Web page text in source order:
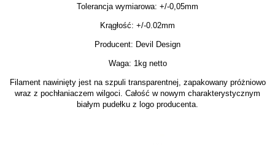
Tolerancja wymiarowa: +/-0,05mm
Krągłość: +/-0.02mm
Producent: Devil Design
Waga: 1kg netto
Filament nawinięty jest na szpuli transparentnej, zapakowany próżniowo
wraz z pochłaniaczem wilgoci. Całość w nowym charakterystycznym
białym pudełku z logo producenta.